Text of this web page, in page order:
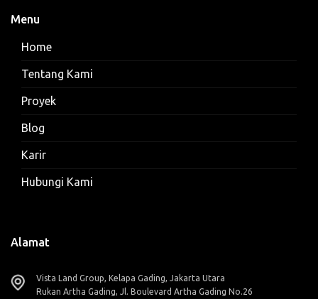
Menu
Home
Tentang Kami
Proyek
Blog
Karir
Hubungi Kami
Alamat
Vista Land Group, Kelapa Gading, Jakarta Utara
Rukan Artha Gading, Jl. Boulevard Artha Gading No.26